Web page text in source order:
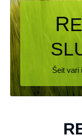
R
Šeit vari